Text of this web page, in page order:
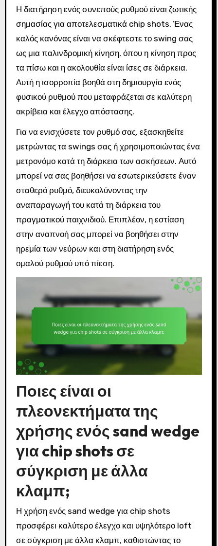
Η διατήρηση ενός συνεπούς ρυθμού είναι ζωτικής
σημασίας για αποτελεσματικά chip shots. Ένας
καλός κανόνας είναι να σκέφτεστε το swing σας
ως μια παλινδρομική κίνηση, όπου η κίνηση προς
τα πίσω και η ακολουθία είναι ίσες σε διάρκεια.
Αυτή η ισορροπία βοηθά στη δημιουργία ενός
φυσικού ρυθμού που μεταφράζεται σε καλύτερη
ακρίβεια και έλεγχο απόστασης.
Για να ενισχύσετε τον ρυθμό σας, εξασκηθείτε
μετρώντας τα swings σας ή χρησιμοποιώντας ένα
μετρονόμο κατά τη διάρκεια των ασκήσεων. Αυτό
μπορεί να σας βοηθήσει να εσωτερικεύσετε έναν
σταθερό ρυθμό, διευκολύνοντας την
αναπαραγωγή του κατά τη διάρκεια του
πραγματικού παιχνιδιού. Επιπλέον, η εστίαση
στην αναπνοή σας μπορεί να βοηθήσει στην
ηρεμία των νεύρων και στη διατήρηση ενός
ομαλού ρυθμού υπό πίεση.
Ποιες είναι οι
πλεονεκτήματα της
χρήσης ενός sand wedge
για chip shots σε
σύγκριση με άλλα
κλαμπ;
Η χρήση ενός sand wedge για chip shots
προσφέρει καλύτερο έλεγχο και υψηλότερο loft
σε σύγκριση με άλλα κλαμπ, καθιστώντας το